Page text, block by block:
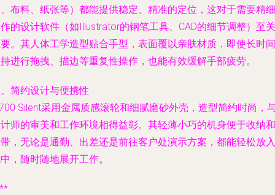
布料、纸张等）都能提供稳定、精准的定位，这对于需要精细
的设计软件（如Illustrator的钢笔工具、CAD的细节调整）至关
。其人体工学造型贴合手型，表面覆以亲肤材质，即使长时间
进行拖拽、描边等重复性操作，也能有效缓解手部疲劳。
简约设计与便携性
Silent采用金属质感滚轮和细腻磨砂外壳，造型简约时尚，
师的审美和工作环境相得益彰。其轻薄小巧的机身便于收纳和
，无论是通勤、出差还是前往客户处演示方案，都能轻松放入
，随时随地展开工作。